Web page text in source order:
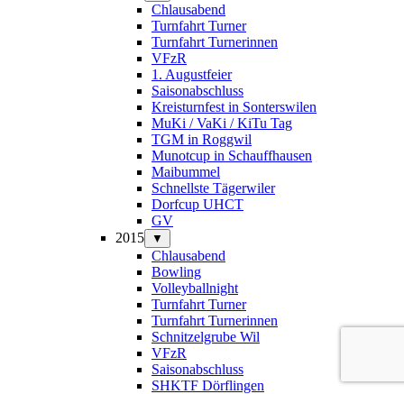
Chlausabend
Turnfahrt Turner
Turnfahrt Turnerinnen
VFzR
1. Augustfeier
Saisonabschluss
Kreisturnfest in Sonterswilen
MuKi / VaKi / KiTu Tag
TGM in Roggwil
Munotcup in Schauffhausen
Maibummel
Schnellste Tägerwiler
Dorfcup UHCT
GV
2015
▼
Chlausabend
Bowling
Volleyballnight
Turnfahrt Turner
Turnfahrt Turnerinnen
Schnitzelgrube Wil
VFzR
Saisonabschluss
SHKTF Dörflingen